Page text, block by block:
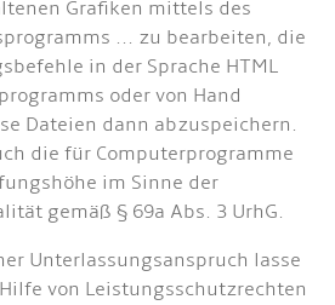
Grafiken mittels des
... zu bearbeiten, die
in der Sprache HTML
oder von Hand
Dateien dann abzuspeichern.
die für Computerprogramme
im Sinne der
gemäß § 69a Abs. 3 UrhG.
Unterlassungsanspruch lasse
von Leistungsschutzrechten